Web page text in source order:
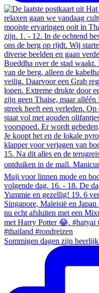
Sommigen dagen zijn heerlijk